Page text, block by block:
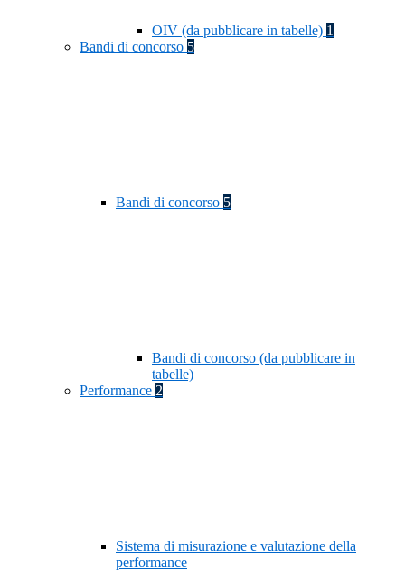
OIV (da pubblicare in tabelle) 1
Bandi di concorso 5
Bandi di concorso 5
Bandi di concorso (da pubblicare in
tabelle)
Performance 2
Sistema di misurazione e valutazione della
performance